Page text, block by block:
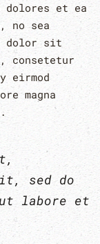
dolores et ea
no sea
dolor sit
consetetur
eirmod
magna
sed do
labore et